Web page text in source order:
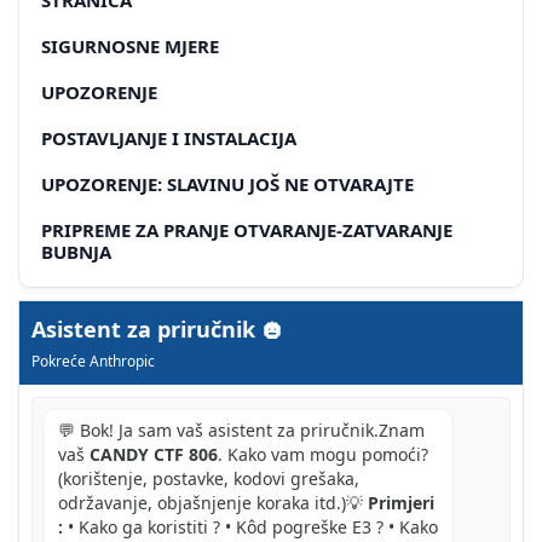
SIGURNOSNE MJERE
UPOZORENJE
POSTAVLJANJE I INSTALACIJA
UPOZORENJE: SLAVINU JOŠ NE OTVARAJTE
PRIPREME ZA PRANJE OTVARANJE-ZATVARANJE
BUBNJA
STAVLJANJE RUBLJA U PERILICU
STAVLJANJE DETERDŽENTA
VAŽNA NAPOMENA
POSEBNI PROGRAMI
SPORT
AA
Asistent za priručnik
Pokreće Anthropic
💬 Bok! Ja sam vaš asistent za priručnik.Znam
vaš CANDY CTF 806. Kako vam mogu pomoći?
(korištenje, postavke, kodovi grešaka,
održavanje, objašnjenje koraka itd.)💡 Primjeri
: • Kako ga koristiti ? • Kôd pogreške E3 ? • Kako